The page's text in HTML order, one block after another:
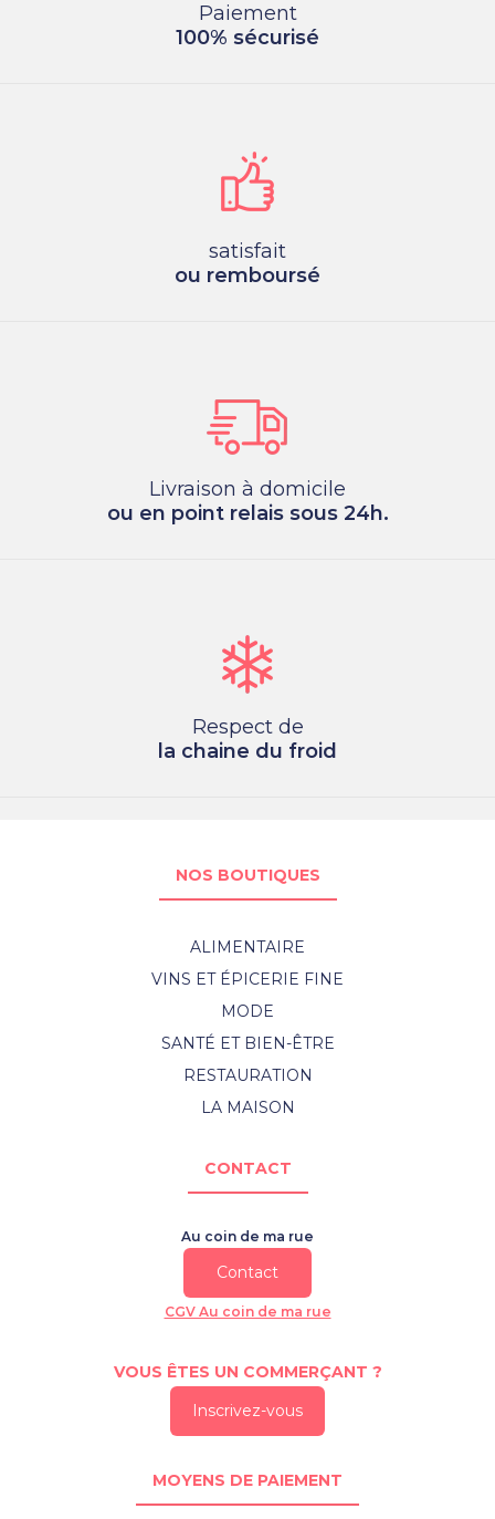
Paiement
100% sécurisé
satisfait
ou remboursé
Livraison à domicile
ou en point relais sous 24h.
Respect de
la chaine du froid
NOS BOUTIQUES
ALIMENTAIRE
VINS ET ÉPICERIE FINE
MODE
SANTÉ ET BIEN-ÊTRE
RESTAURATION
LA MAISON
CONTACT
Au coin de ma rue
Contact
CGV Au coin de ma rue
VOUS ÊTES UN COMMERÇANT ?
Inscrivez-vous
MOYENS DE PAIEMENT